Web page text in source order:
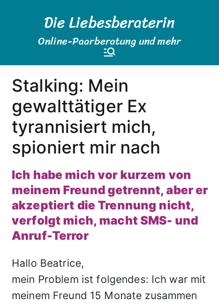
Die Liebesberaterin
Online-Paarberatung und mehr
Stalking: Mein
gewalttätiger Ex
tyrannisiert mich,
spioniert mir nach
Ich habe mich vor kurzem von
meinem Freund getrennt, aber er
akzeptiert die Trennung nicht,
verfolgt mich, macht SMS- und
Anruf-Terror
Hallo Beatrice,
mein Problem ist folgendes: Ich war mit
meinem Freund 15 Monate zusammen